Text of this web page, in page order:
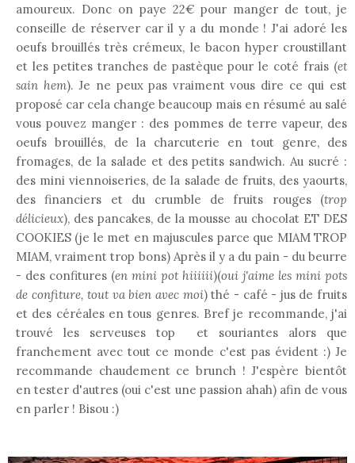
amoureux. Donc on paye 22€ pour manger de tout, je
conseille de réserver car il y a du monde ! J'ai adoré les
oeufs brouillés très crémeux, le bacon hyper croustillant
et les petites tranches de pastèque pour le coté frais (et
sain hem). Je ne peux pas vraiment vous dire ce qui est
proposé car cela change beaucoup mais en résumé au salé
vous pouvez manger : des pommes de terre vapeur, des
oeufs brouillés, de la charcuterie en tout genre, des
fromages, de la salade et des petits sandwich. Au sucré :
des mini viennoiseries, de la salade de fruits, des yaourts,
des financiers et du crumble de fruits rouges (trop
délicieux), des pancakes, de la mousse au chocolat ET DES
COOKIES (je le met en majuscules parce que MIAM TROP
MIAM, vraiment trop bons) Après il y a du pain - du beurre
- des confitures (en mini pot hiiiiii)(oui j'aime les mini pots
de confiture, tout va bien avec moi) thé - café - jus de fruits
et des céréales en tous genres. Bref je recommande, j'ai
trouvé les serveuses top et souriantes alors que
franchement avec tout ce monde c'est pas évident :) Je
recommande chaudement ce brunch ! J'espère bientôt
en tester d'autres (oui c'est une passion ahah) afin de vous
en parler ! Bisou :)